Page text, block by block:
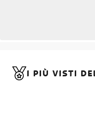
I PIÙ VISTI